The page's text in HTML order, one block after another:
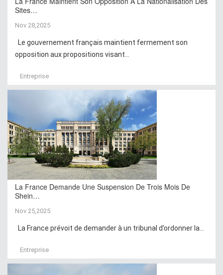
Sites…
Nov 28,2025
Le gouvernement français maintient fermement son
opposition aux propositions visant...
Entreprise
La France Demande Une Suspension De Trois Mois De
Shein…
Nov 25,2025
La France prévoit de demander à un tribunal d’ordonner la...
Entreprise